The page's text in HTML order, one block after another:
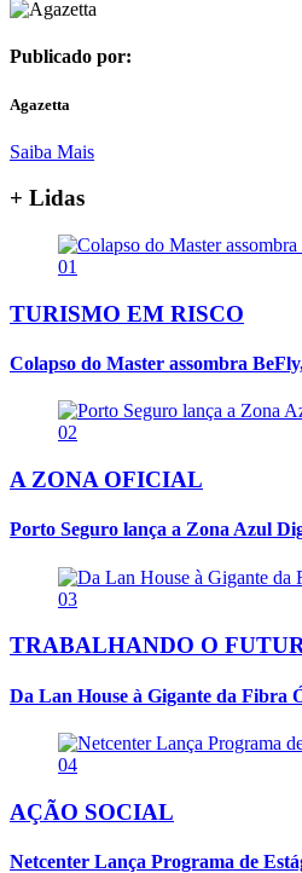
Publicado por:
Agazetta
Saiba Mais
+ Lidas
01
TURISMO EM RISCO
Colapso do Master assombra
02
A ZONA OFICIAL
Porto Seguro lança a Zona Azul
03
TRABALHANDO O
Da Lan House à Gigante da Fibra
04
AÇÃO SOCIAL
Netcenter Lança Programa de